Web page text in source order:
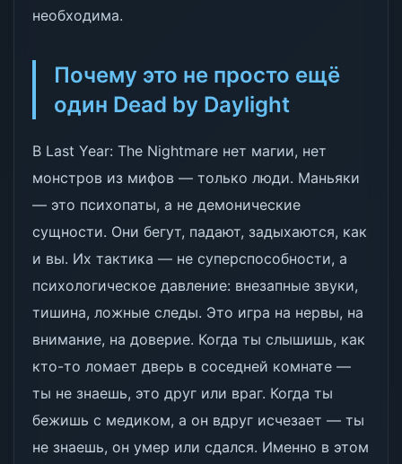
необходима.
Почему это не просто ещё
один Dead by Daylight
В Last Year: The Nightmare нет магии, нет
монстров из мифов — только люди. Маньяки
— это психопаты, а не демонические
сущности. Они бегут, падают, задыхаются, как
и вы. Их тактика — не суперспособности, а
психологическое давление: внезапные звуки,
тишина, ложные следы. Это игра на нервы, на
внимание, на доверие. Когда ты слышишь, как
кто-то ломает дверь в соседней комнате —
ты не знаешь, это друг или враг. Когда ты
бежишь с медиком, а он вдруг исчезает — ты
не знаешь, он умер или сдался. Именно в этом